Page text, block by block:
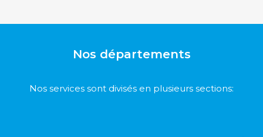
Nos départements
Nos services sont divisés en plusieurs sections: